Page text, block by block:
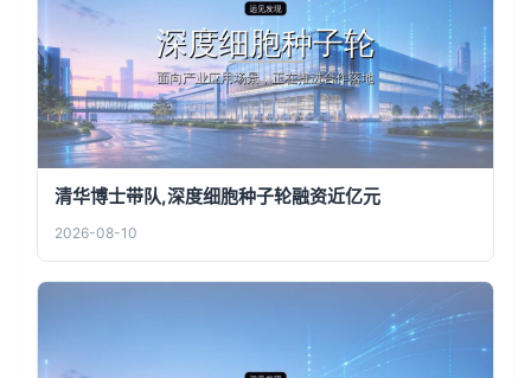
清华博士带队,深度细胞种子轮融资近亿元
2026-08-10